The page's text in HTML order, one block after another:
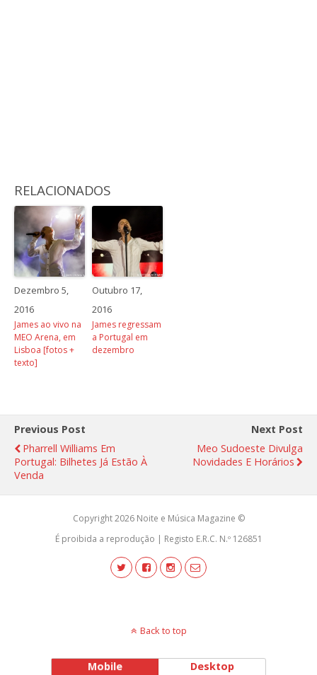
RELACIONADOS
Dezembro 5,
2016
James ao vivo na
MEO Arena, em
Lisboa [fotos +
texto]
Outubro 17,
2016
James regressam
a Portugal em
dezembro
Previous Post
Pharrell Williams Em
Portugal: Bilhetes Já Estão À
Venda
Next Post
Meo Sudoeste Divulga
Novidades E Horários
Copyright 2026 Noite e Música Magazine ©
É proibida a reprodução | Registo E.R.C. N.º 126851
Back to top
Mobile Desktop